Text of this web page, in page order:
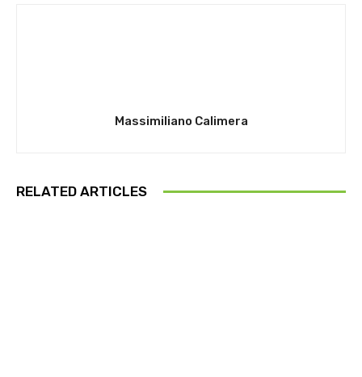
Massimiliano Calimera
RELATED ARTICLES